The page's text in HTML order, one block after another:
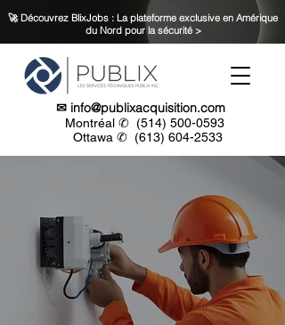
✉ info@publixacquisition.com
Montréal ✆ (514) 500-0593
Ottawa ✆ (613) 604-2533
🚀 Découvrez BlixJobs : La plateforme exclusive en Amérique
du Nord pour la sécurité >